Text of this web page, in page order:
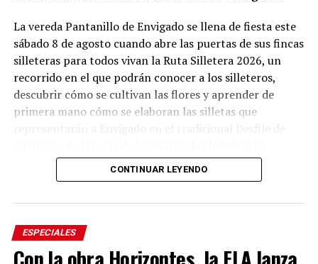
La vereda Pantanillo de Envigado se llena de fiesta este
sábado 8 de agosto cuando abre las puertas de sus fincas
silleteras para todos vivan la Ruta Silletera 2026, un
recorrido en el que podrán conocer a los silleteros,
descubrir cómo se cultivan las flores y aprender de
primera mano cómo se elaboran las silletas que
jornada también ofrecerá gastronomía, música y otras
expresiones de la cultura campesina.
silleteras de la vereda Pantanillo estarán abiertas al
público. Allí, los visitantes podrán recorrer los espacios
CONTINUAR LEYENDO
ESPECIALES